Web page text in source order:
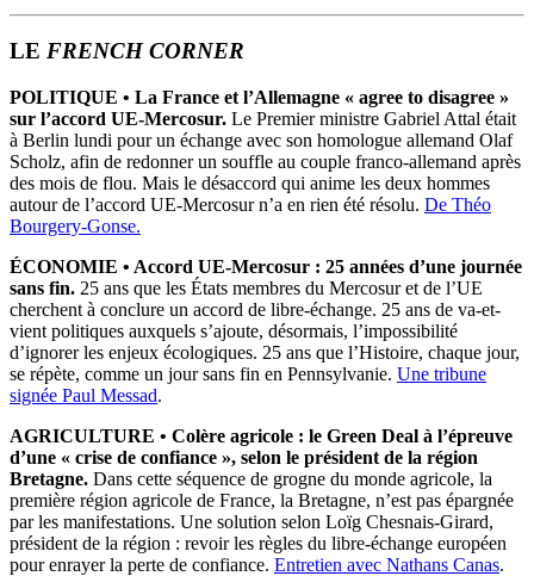
LE FRENCH CORNER
POLITIQUE • La France et l’Allemagne « agree to disagree »
sur l’accord UE-Mercosur. Le Premier ministre Gabriel Attal était
à Berlin lundi pour un échange avec son homologue allemand Olaf
Scholz, afin de redonner un souffle au couple franco-allemand après
des mois de flou. Mais le désaccord qui anime les deux hommes
autour de l’accord UE-Mercosur n’a en rien été résolu. De Théo
Bourgery-Gonse.
ÉCONOMIE • Accord UE-Mercosur : 25 années d’une journée
sans fin. 25 ans que les États membres du Mercosur et de l’UE
cherchent à conclure un accord de libre-échange. 25 ans de va-et-
vient politiques auxquels s’ajoute, désormais, l’impossibilité
d’ignorer les enjeux écologiques. 25 ans que l’Histoire, chaque jour,
se répète, comme un jour sans fin en Pennsylvanie. Une tribune
signée Paul Messad.
AGRICULTURE • Colère agricole : le Green Deal à l’épreuve
d’une « crise de confiance », selon le président de la région
Bretagne. Dans cette séquence de grogne du monde agricole, la
première région agricole de France, la Bretagne, n’est pas épargnée
par les manifestations. Une solution selon Loïg Chesnais-Girard,
président de la région : revoir les règles du libre-échange européen
pour enrayer la perte de confiance. Entretien avec Nathans Canas.